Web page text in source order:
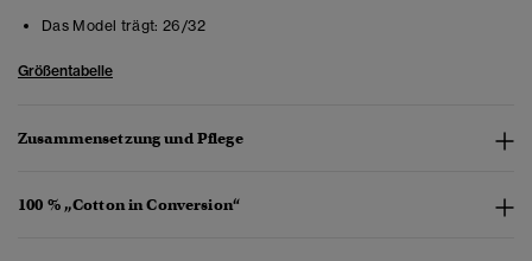
Das Model trägt: 26/32
Größentabelle
Zusammensetzung und Pflege
100 % „Cotton in Conversion“